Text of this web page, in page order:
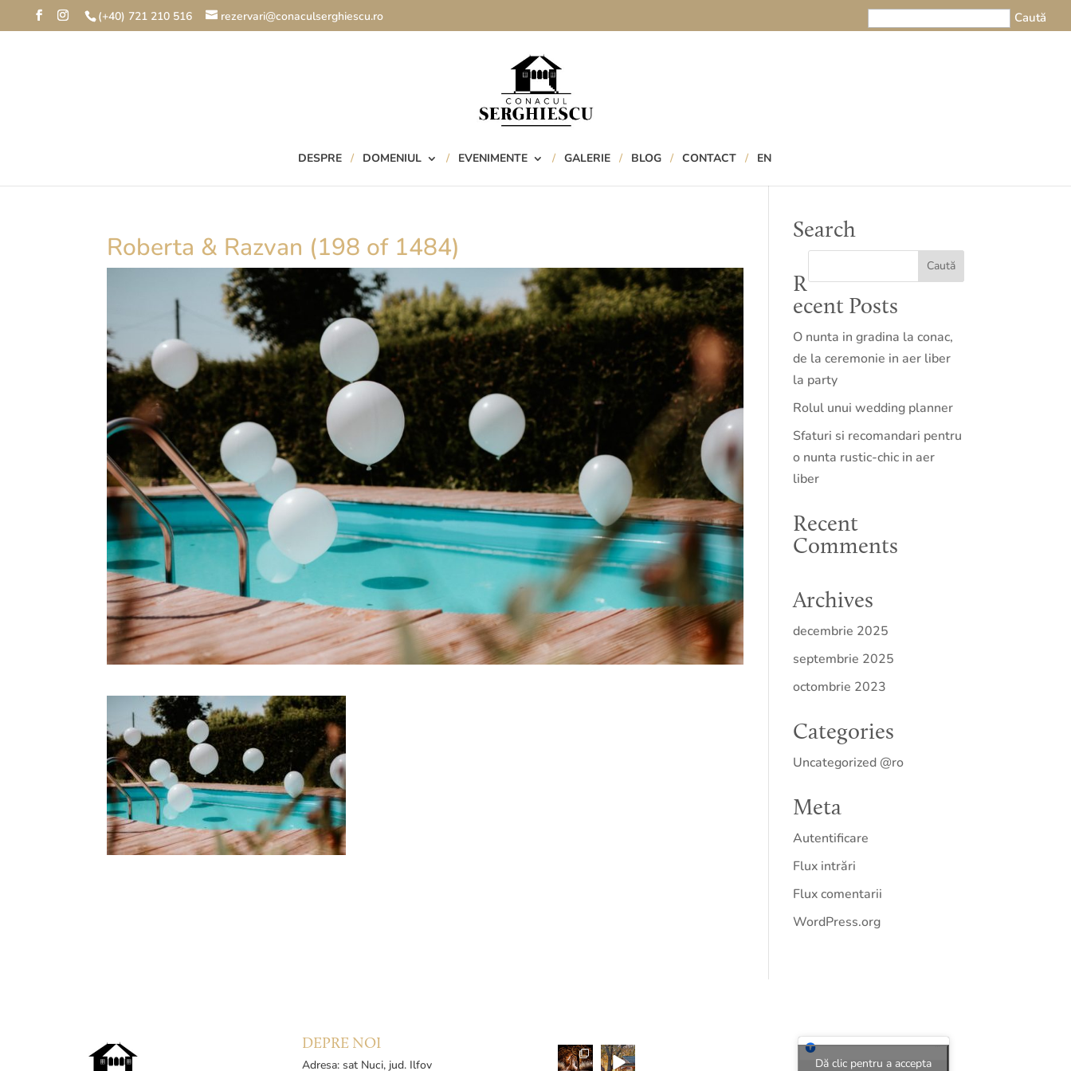
(+40) 721 210 516 rezervari@conaculserghiescu.ro
DESPRE DOMENIUL EVENIMENTE GALERIE BLOG CONTACT EN
Roberta & Razvan (198 of 1484) Search
R
ecent Posts
O nunta in gradina la conac,
de la ceremonie in aer liber
la party
Rolul unui wedding planner
Sfaturi si recomandari pentru
o nunta rustic-chic in aer
liber
Recent
Comments
Archives
decembrie 2025
septembrie 2025
octombrie 2023
Categories
Uncategorized @ro
Meta
Autentificare
Flux intrări
Flux comentarii
WordPress.org
DEPRE NOI
Adresa: sat Nuci, jud. Ilfov
Dă clic pentru a accepta